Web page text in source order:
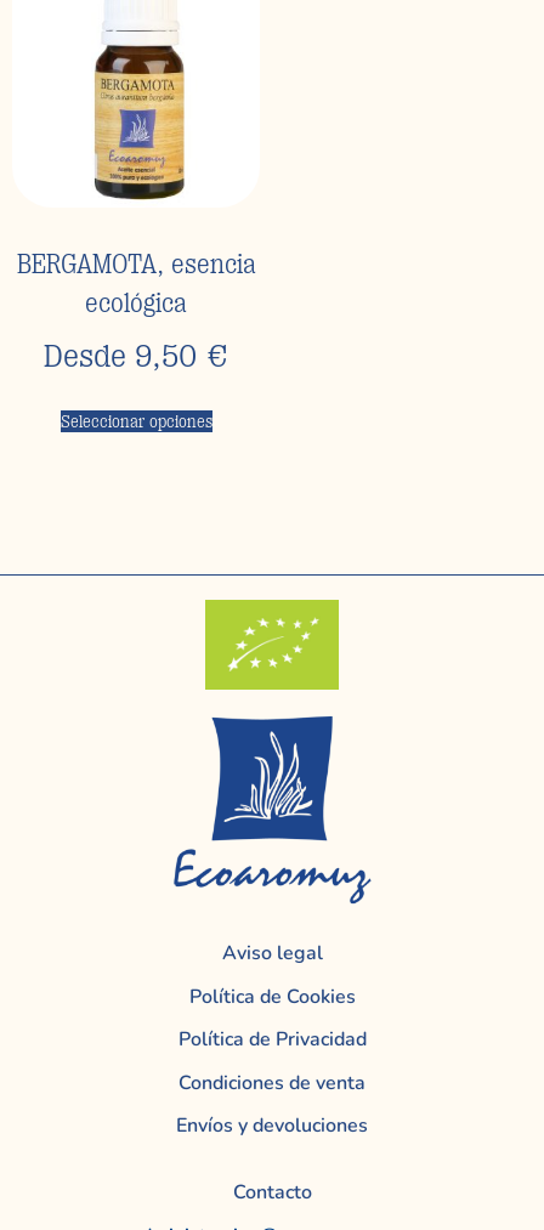
BERGAMOTA, esencia
ecológica
Desde 9,50 €
Seleccionar opciones
Aviso legal
Política de Cookies
Política de Privacidad
Condiciones de venta
Envíos y devoluciones
Contacto